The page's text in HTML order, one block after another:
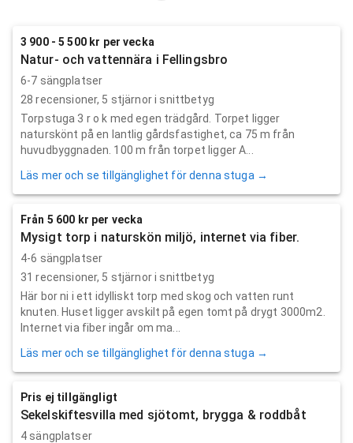
3 900 - 5 500 kr per vecka
Natur- och vattennära i Fellingsbro
6-7 sängplatser
28 recensioner, 5 stjärnor i snittbetyg
Torpstuga 3 r o k med egen trädgård. Torpet ligger
naturskönt på en lantlig gårdsfastighet, ca 75 m från
huvudbyggnaden. 100 m från torpet ligger A...
Läs mer och se tillgänglighet för denna stuga →
Från 5 600 kr per vecka
Mysigt torp i naturskön miljö, internet via fiber.
4-6 sängplatser
31 recensioner, 5 stjärnor i snittbetyg
Här bor ni i ett idylliskt torp med skog och vatten runt
knuten. Huset ligger avskilt på egen tomt på drygt 3000m2.
Internet via fiber ingår om ma...
Läs mer och se tillgänglighet för denna stuga →
Pris ej tillgängligt
Sekelskiftesvilla med sjötomt, brygga & roddbåt
4 sängplatser